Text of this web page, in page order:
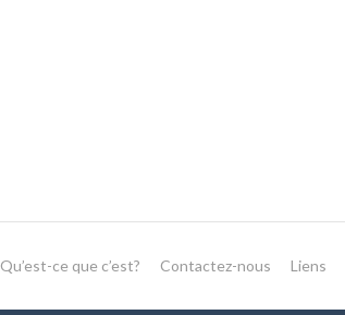
Qu’est-ce que c’est? Contactez-nous Liens